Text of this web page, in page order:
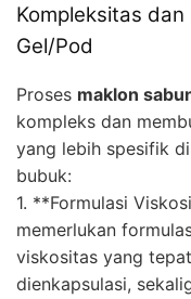
Kompleksitas
Gel/Pod
Proses maklon
kompleks dan
yang lebih spesifik
bubuk:
1. **Formulasi
memerlukan
viskositas yang
dienkapsulasi,